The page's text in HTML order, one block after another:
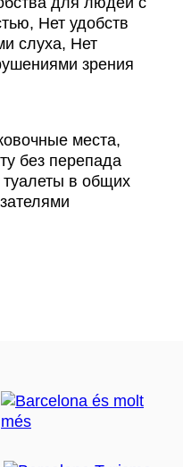
Нет удобств
слуха, Нет
зрения
места,
без перепада
в общих